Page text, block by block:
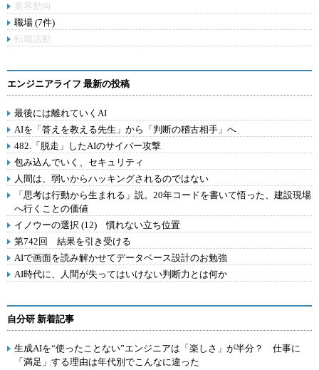
業界動向
職場 (7件)
転職活動
エンジニアライフ 最新の投稿
最後には離れていくAI
AIを「答えを教える先生」から「判断の稽古相手」へ
482.「脱走」したAIのサイバー攻撃
包み込んでいく、セキュリティ
人間は、弱いからハッキングされるのではない
「思考は行動から生まれる」説。20年コードを書いて悟った、建設現場
へ行くことの価値
イノウーの選択 (12) 慣れない立ち位置
第742回 結果を引き受ける
AIで画面を読み解かせてデータベース設計のお勉強
AI時代に、人間が失ってはいけない判断力とは何か
自分研 新着記事
生成AIを“使ったことない”エンジニアは「楽しさ」が半分？ 仕事に
「満足」する理由は年代別でこんなに違った